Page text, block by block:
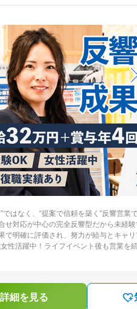
ではなく、“提案で信頼を築く”反響営業で
せ対応が中心の完全反響型だから未経験
で明確に評価され、努力が給与とキャリ
性活躍中！ライフイベント後も営業を
細を見る